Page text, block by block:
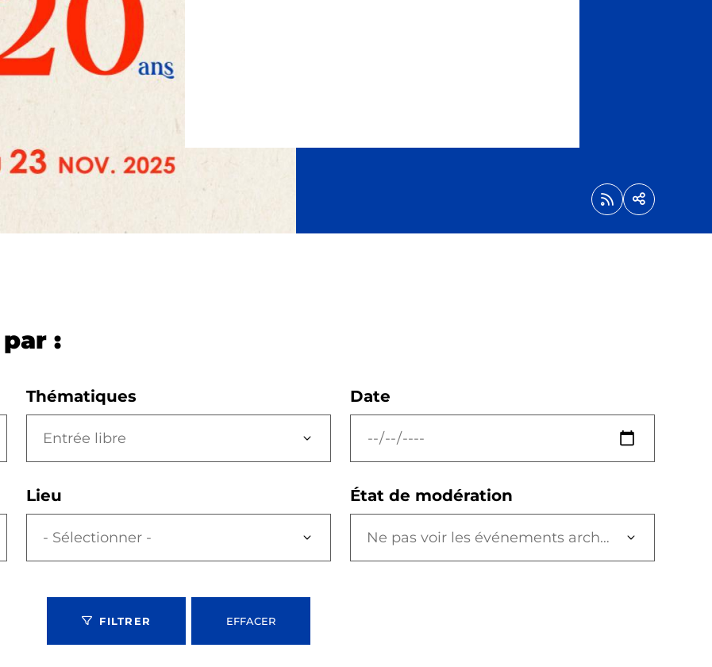
:
Thématiques
Entrée libre
Date
Lieu État de modération
FILTRER EFFACER